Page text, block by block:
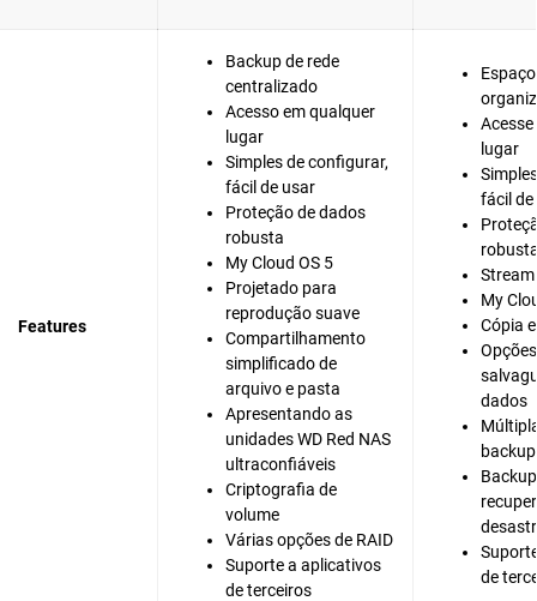
Features
Backup de rede
centralizado
Acesso em qualquer
lugar
Simples de configurar,
fácil de usar
Proteção de dados
robusta
My Cloud OS 5
Projetado para
reprodução suave
Compartilhamento
simplificado de
arquivo e pasta
Apresentando as
unidades WD Red NAS
ultraconfiáveis
Criptografia de
volume
Várias opções de RAID
Suporte a aplicativos
de terceiros
lugar
fácil
My
Cópia
dados
backup
de